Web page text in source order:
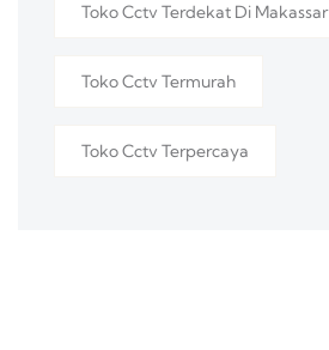
Toko Cctv Terdekat Di Makassar
Toko Cctv Termurah
Toko Cctv Terpercaya